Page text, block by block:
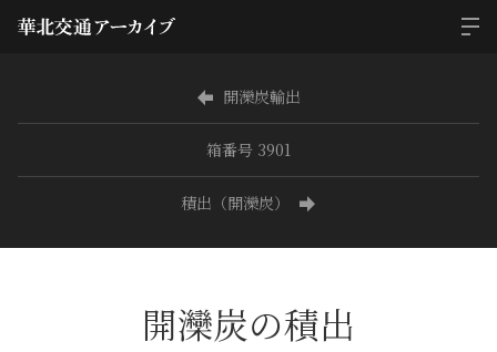
開灤炭輸出
箱番号 3901
積出（開灤炭）
開灤炭の積出